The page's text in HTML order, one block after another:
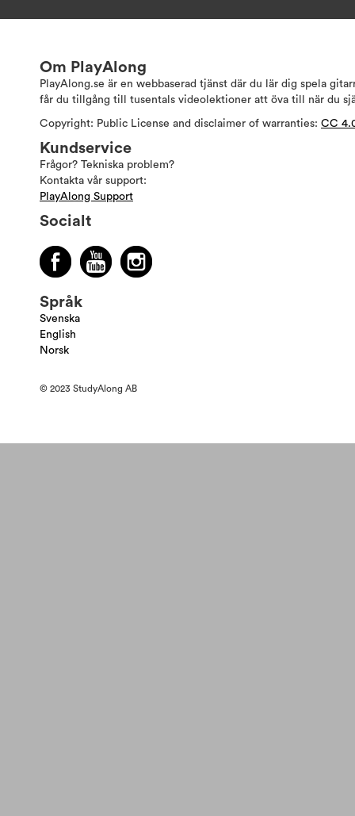
Om PlayAlong
PlayAlong.se är en webbaserad tjänst där du lär dig spela
får du tillgång till tusentals videolektioner att öva till när du
Copyright: Public License and disclaimer of warranties: CC
Kundservice
Frågor? Tekniska problem?
Kontakta vår support:
PlayAlong Support
Socialt
Språk
Svenska
English
Norsk
© 2023 StudyAlong AB